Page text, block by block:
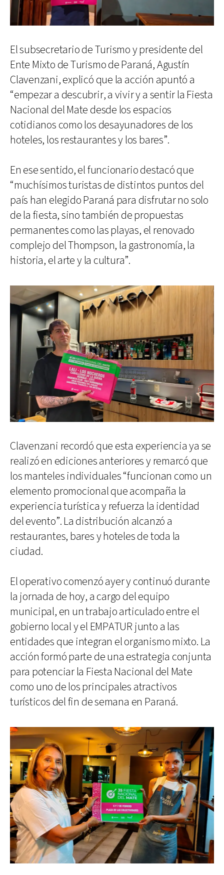
El subsecretario de Turismo y presidente del
Ente Mixto de Turismo de Paraná, Agustín
Clavenzani, explicó que la acción apuntó a
“empezar a descubrir, a vivir y a sentir la Fiesta
Nacional del Mate desde los espacios
cotidianos como los desayunadores de los
hoteles, los restaurantes y los bares”.
En ese sentido, el funcionario destacó que
“muchísimos turistas de distintos puntos del
país han elegido Paraná para disfrutar no solo
de la fiesta, sino también de propuestas
permanentes como las playas, el renovado
complejo del Thompson, la gastronomía, la
historia, el arte y la cultura”.
Clavenzani recordó que esta experiencia ya se
realizó en ediciones anteriores y remarcó que
los manteles individuales “funcionan como un
elemento promocional que acompaña la
experiencia turística y refuerza la identidad
del evento”. La distribución alcanzó a
restaurantes, bares y hoteles de toda la
ciudad.
El operativo comenzó ayer y continuó durante
la jornada de hoy, a cargo del equipo
municipal, en un trabajo articulado entre el
gobierno local y el EMPATUR junto a las
entidades que integran el organismo mixto. La
acción formó parte de una estrategia conjunta
para potenciar la Fiesta Nacional del Mate
como uno de los principales atractivos
turísticos del fin de semana en Paraná.